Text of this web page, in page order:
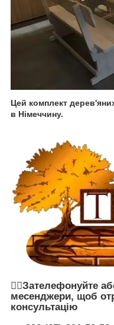
Цей комплект
в Німеччину.
👉🏻Зателефонуйте
месенджери, щоб
консультацію